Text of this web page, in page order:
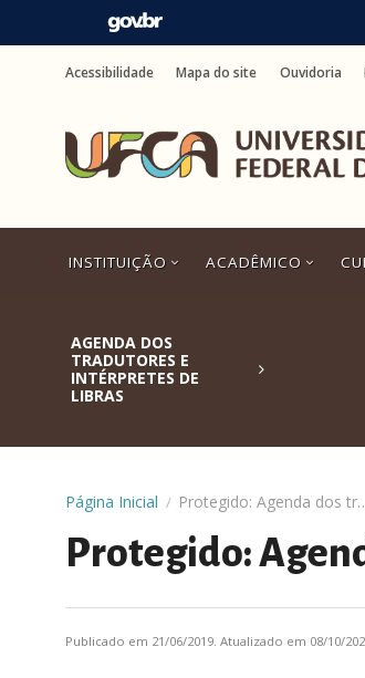
para
para
busca
rodapé
Acessibilidade Mapa do site Ouvidoria
INSTITUIÇÃO ACADÊMICO
AGENDA DOS
TRADUTORES E
INTÉRPRETES DE
LIBRAS
Página Inicial / Protegido: Agenda
Protegido:
Publicado em 21/06/2019. Atualizado em 08/10/